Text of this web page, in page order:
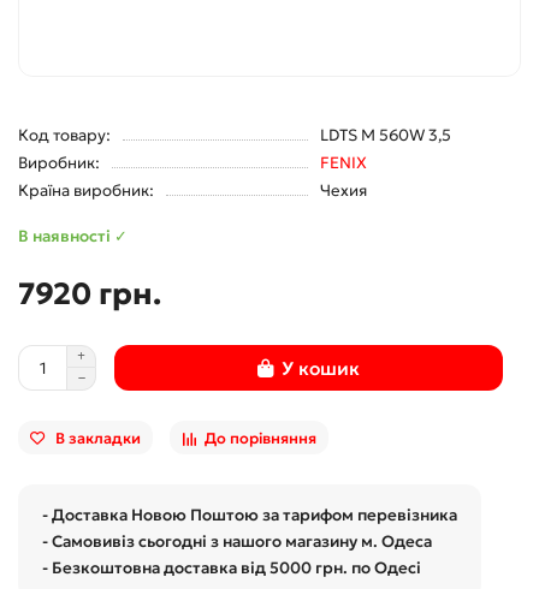
Код товару:
LDTS M 560W 3,5
Виробник:
FENIX
Країна виробник:
Чехия
В наявності ✓
7920 грн.
У кошик
В закладки До порівняння
- Доставка Новою Поштою за тарифом перевізника
- Самовивіз сьогодні з нашого магазину м. Одеса
- Безкоштовна доставка від 5000 грн. по Одесі